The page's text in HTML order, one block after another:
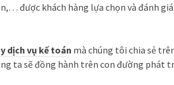
được khách hàng lựa chọn và đánh giá
dịch vụ kế toán mà chúng tôi chia sẻ
ta sẽ đồng hành trên con đường phát